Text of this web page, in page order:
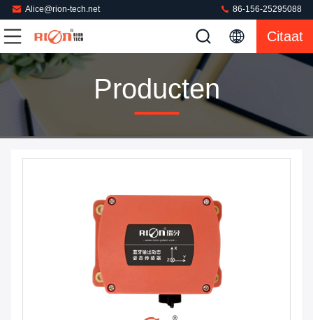
Alice@rion-tech.net 86-156-25295088
Citaat
Producten